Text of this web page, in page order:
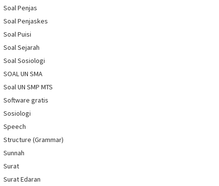
Soal Penjas
Soal Penjaskes
Soal Puisi
Soal Sejarah
Soal Sosiologi
SOAL UN SMA
Soal UN SMP MTS
Software gratis
Sosiologi
Speech
Structure (Grammar)
Sunnah
Surat
Surat Edaran